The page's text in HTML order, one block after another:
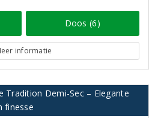
Doos (6)
informatie
Tradition Demi-Sec – Elegante
finesse